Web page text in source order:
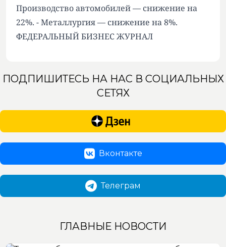
Производство автомобилей — снижение на
22%. - Металлургия — снижение на 8%.
ФЕДЕРАЛЬНЫЙ БИЗНЕС ЖУРНАЛ
ПОДПИШИТЕСЬ НА НАС В СОЦИАЛЬНЫХ
СЕТЯХ
Вконтакте
Телеграм
ГЛАВНЫЕ НОВОСТИ